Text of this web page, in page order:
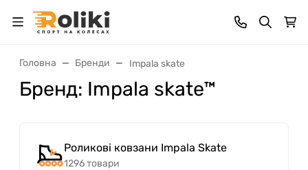
Головна Бренди Impala skate
Бренд: Impala skate™
Роликові ковзани Impala Skate
1296 товари